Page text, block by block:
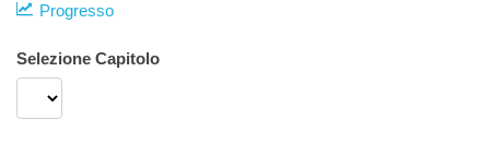
Progresso
Selezione Capitolo